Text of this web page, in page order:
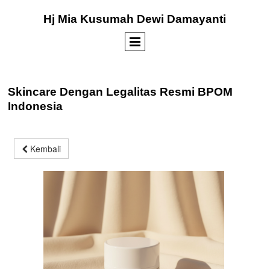
Hj Mia Kusumah Dewi Damayanti
Skincare Dengan Legalitas Resmi BPOM
Indonesia
Kembali